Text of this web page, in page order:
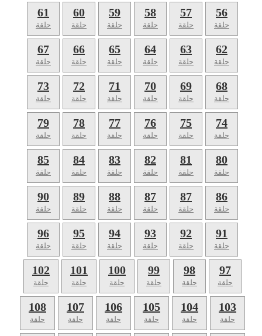
56
حلقة
57
حلقة
58
حلقة
59
حلقة
60
حلقة
61
حلقة
62
حلقة
63
حلقة
64
حلقة
65
حلقة
66
حلقة
67
حلقة
68
حلقة
69
حلقة
70
حلقة
71
حلقة
72
حلقة
73
حلقة
74
حلقة
75
حلقة
76
حلقة
77
حلقة
78
حلقة
79
حلقة
80
حلقة
81
حلقة
82
حلقة
83
حلقة
84
حلقة
85
حلقة
86
حلقة
87
حلقة
87
حلقة
88
حلقة
89
حلقة
90
حلقة
91
حلقة
92
حلقة
93
حلقة
94
حلقة
95
حلقة
96
حلقة
97
حلقة
98
حلقة
99
حلقة
100
حلقة
101
حلقة
102
حلقة
103
حلقة
104
حلقة
105
حلقة
106
حلقة
107
حلقة
108
حلقة